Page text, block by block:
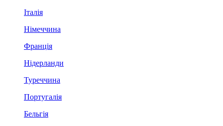
Італія
Німеччина
Франція
Нідерланди
Туреччина
Португалія
Бельгія